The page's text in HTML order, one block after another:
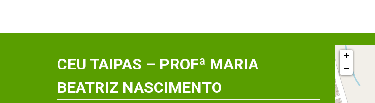
CEU TAIPAS – PROFª MARIA
BEATRIZ NASCIMENTO
+
−